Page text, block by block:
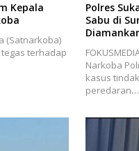
Kepala
(Satnarkoba)
terhadap
Polres
Sabu di
Narkoba
kasus
peredaran…